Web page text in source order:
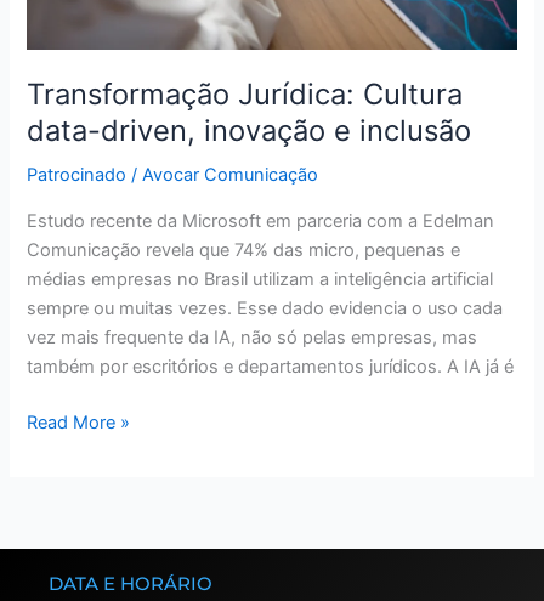
Transformação Jurídica: Cultura
data-driven, inovação e inclusão
Patrocinado /Avocar Comunicação
Estudo recente da Microsoft em parceria com a Edelman
Comunicação revela que 74% das micro, pequenas e
médias empresas no Brasil utilizam a inteligência artificial
sempre ou muitas vezes. Esse dado evidencia o uso cada
vez mais frequente da IA, não só pelas empresas, mas
também por escritórios e departamentos jurídicos. A IA já é
Read More »
DATA E HORÁRIO